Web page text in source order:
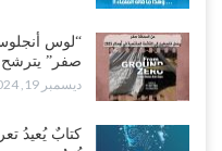
“لوس
صفر”
ديسمبر 19, 2024
كتابٌ يُعيدُ